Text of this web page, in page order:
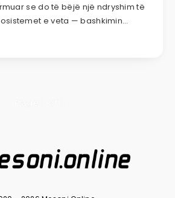
se do të bëjë një ndryshim të
e veta — bashkimin…